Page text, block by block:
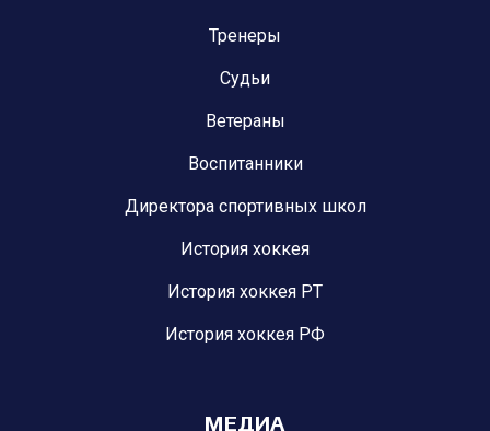
Тренеры
Судьи
Ветераны
Воспитанники
Директора спортивных школ
История хоккея
История хоккея РТ
История хоккея РФ
МЕДИА